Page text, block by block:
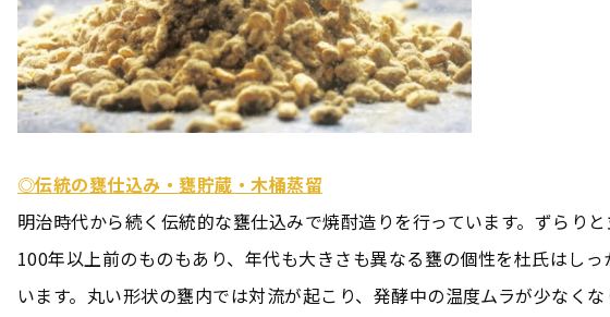
◎伝統の甕仕込み・甕貯蔵・木桶蒸留
明治時代から続く伝統的な甕仕込みで焼酎造りを行っています。ずらり
100年以上前のものもあり、年代も大きさも異なる甕の個性を杜氏はしっ
います。丸い形状の甕内では対流が起こり、発酵中の温度ムラが少なく